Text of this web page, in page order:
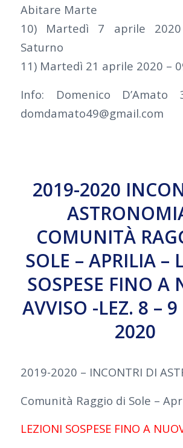
Abitare Marte
10) Martedì 7 aprile
Saturno
11) Martedì 21 aprile 2020 –
Info: Domenico D’Amato
domdamato49@gmail.com
2019-2020
COMUNITÀ
SOLE – APRILIA –
SOSPESE FINO A
AVVISO -LEZ. 8 –
2020
2019-2020 – INCONTRI DI
Comunità Raggio di Sole –
LEZIONI SOSPESE FINO A